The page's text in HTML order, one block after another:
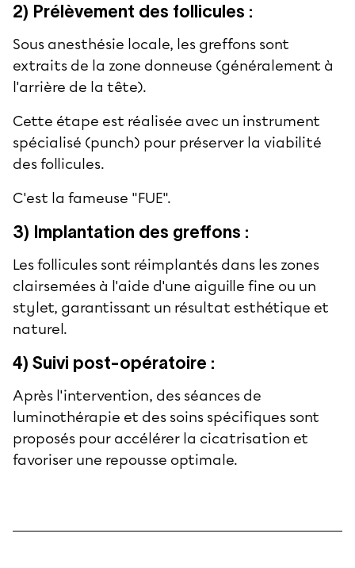
2) Prélèvement des follicules :
Sous anesthésie locale, les greffons sont
extraits de la zone donneuse (généralement à
l'arrière de la tête).
Cette étape est réalisée avec un instrument
spécialisé (punch) pour préserver la viabilité
des follicules.
C'est la fameuse "FUE".
3) Implantation des greffons :
Les follicules sont réimplantés dans les zones
clairsemées à l'aide d'une aiguille fine ou un
stylet, garantissant un résultat esthétique et
naturel.
4) Suivi post-opératoire :
Après l'intervention, des séances de
luminothérapie et des soins spécifiques sont
proposés pour accélérer la cicatrisation et
favoriser une repousse optimale.